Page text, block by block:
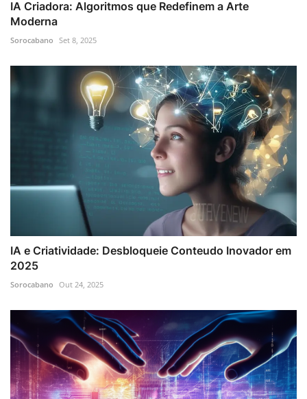
IA Criadora: Algoritmos que Redefinem a Arte
Moderna
Sorocabano Set 8, 2025
IA e Criatividade: Desbloqueie Conteudo Inovador em
2025
Sorocabano Out 24, 2025